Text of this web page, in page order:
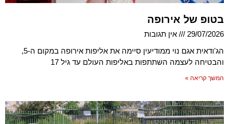
בטופ של אירופה
29/07/2026
אין תגובות
הג'ודאית אגם נוי ממודיעין סיימה את אליפות אירופה במקום ה-5,
והבטיחה לעצמה השתתפות באליפות העולם עד גיל 17
המשך קריאה »